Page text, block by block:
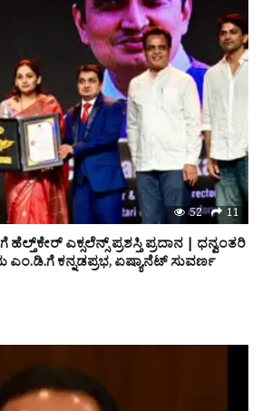
52 11
ಎಕ್ಸಲೆನ್ಸ್ ಪ್ರಶಸ್ತಿ ಪ್ರದಾನ | ಧನ್ವಂತರಿ
ಕನ್ನಡಪ್ರಭ, ಏಷ್ಯಾನೆಟ್ ಸುವರ್ಣ